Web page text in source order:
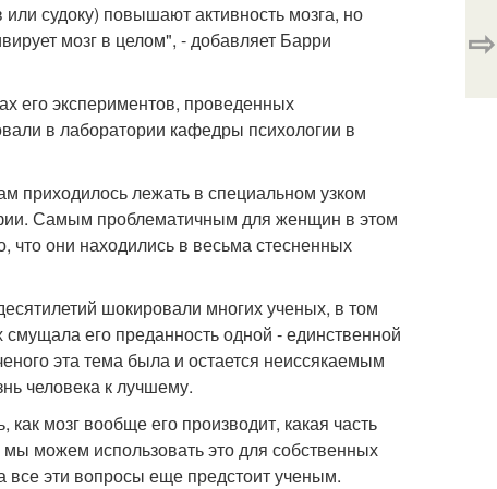
судоку) повышают активность мозга, но
мозг в целом", - добавляет Барри
его экспериментов, проведенных
в лаборатории кафедры психологии в
приходилось лежать в специальном узком
Самым проблематичным для женщин в этом
что они находились в весьма стесненных
шокировали многих ученых, в том
его преданность одной - единственной
эта тема была и остается неиссякаемым
человека к лучшему.
мозг вообще его производит, какая часть
мы можем использовать это для собственных
все эти вопросы еще предстоит ученым.
⇨